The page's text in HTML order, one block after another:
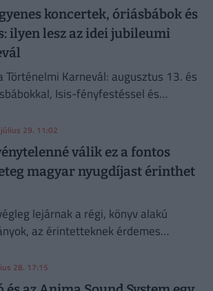
koncertek, óriásbábok és
ilyen lesz az idei jubileumi
Történelmi Karnevál: augusztus 13. és
Isis-fényfestéssel és
29. 11:02
válik ez a fontos
magyar nyugdíjast érinthet
lejárnak a régi, könyv alakú
az érintetteknek érdemes
28. 17:15